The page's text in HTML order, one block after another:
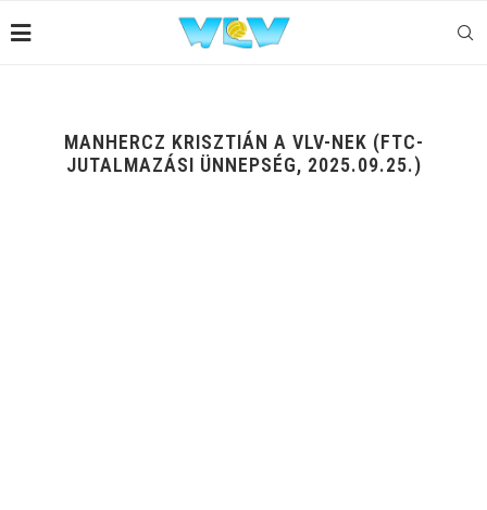
MANHERCZ KRISZTIÁN A VLV-NEK (FTC-
JUTALMAZÁSI ÜNNEPSÉG, 2025.09.25.)